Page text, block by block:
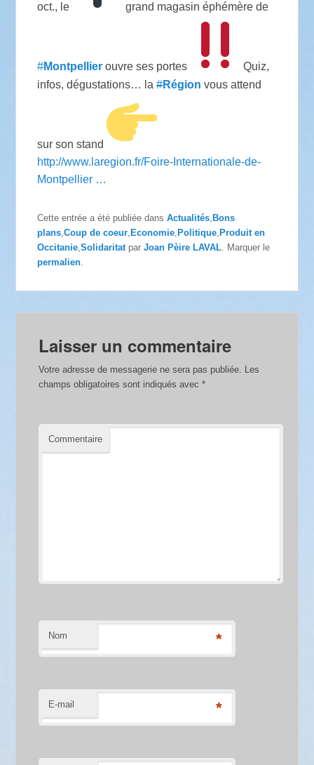
oct., le grand magasin éphémère de
#Montpellier ouvre ses portes
Quiz,
infos, dégustations… la#Région vous attend
sur son stand
http://www. laregion.fr/Foire-Internationale-de-
Montpellier …
Cette entrée a été publiée dansActualités, Bons
plans,Coup de coeur, Economie, Politique, Produit en
Occitanie,SolidaritatparJoan Pèire LAVAL. Marquer le
permalien.
Laisser un commentaire
Votre adresse de messagerie ne sera pas publiée. Les
champs obligatoires sont indiqués avec*
Commentaire
Nom *
E-mail *